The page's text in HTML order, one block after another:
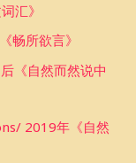
汇》
畅所欲言》
《自然而然说中
2019年《自然